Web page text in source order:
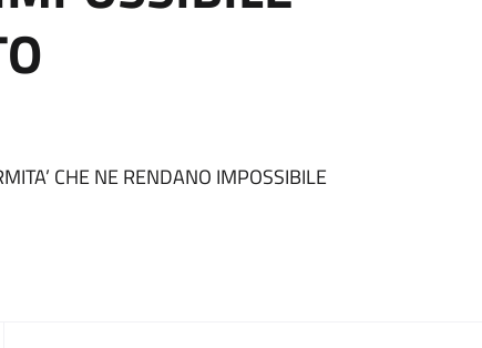
CHE NE RENDANO IMPOSSIBILE